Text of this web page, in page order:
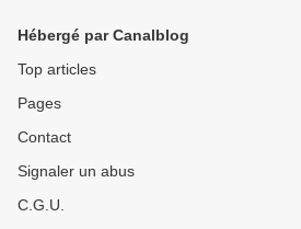
Hébergé par Canalblog
Top articles
Pages
Contact
Signaler un abus
C.G.U.